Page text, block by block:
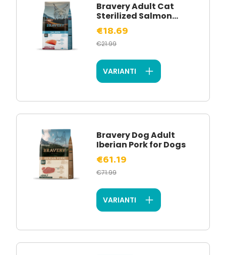
Bravery Adult Cat
Sterilized Salmon...
€18.69
€21.99
VARIANTI
Bravery Dog Adult
Iberian Pork for Dogs
€61.19
€71.99
VARIANTI